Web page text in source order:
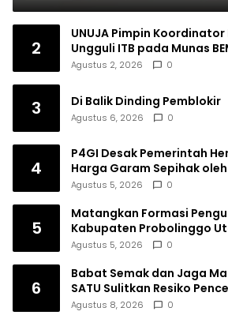
2
UNUJA Pimpin Koordinator
Ungguli ITB pada Munas
Agustus 2, 2026 0
3 Di Balik Dinding Pemblokir
Agustus 6, 2026 0
4
P4GI Desak Pemerintah
Harga Garam Sepihak
Agustus 5, 2026 0
5
Matangkan Formasi
Kabupaten Probolinggo
dan Kinerja
Agustus 5, 2026 0
6
Babat Semak dan Jaga
SATU Sulitkan Resiko
Ngumbul
Agustus 8, 2026 0